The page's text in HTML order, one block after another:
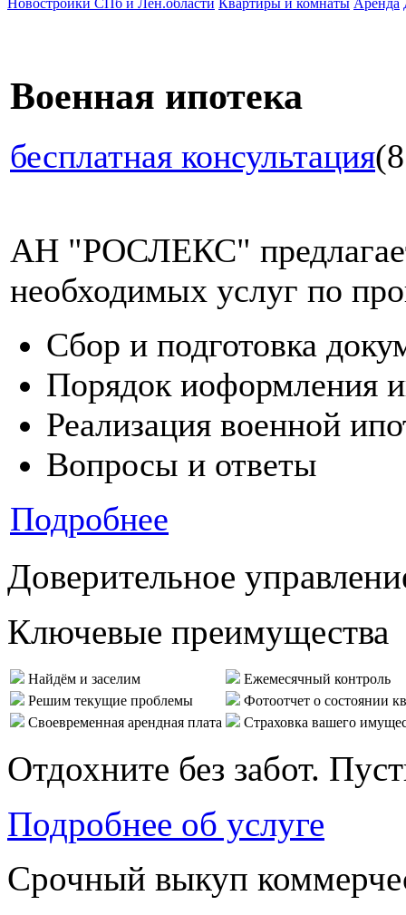
Военная ипотека
бесплатная консультация
АН "РОСЛЕКС"
необходимых услуг по
Сбор и подготовка
Порядок иоформления
Реализация военной
Вопросы и ответы
Подробнее
Доверительное
Ключевые преимущества
Найдём и заселим
Ежемесячный контроль
Решим текущие проблемы
Фотоотчет о состоянии
Своевременная арендная плата
Страховка вашего
Отдохните без забот.
Подробнее об услуге
Срочный выкуп